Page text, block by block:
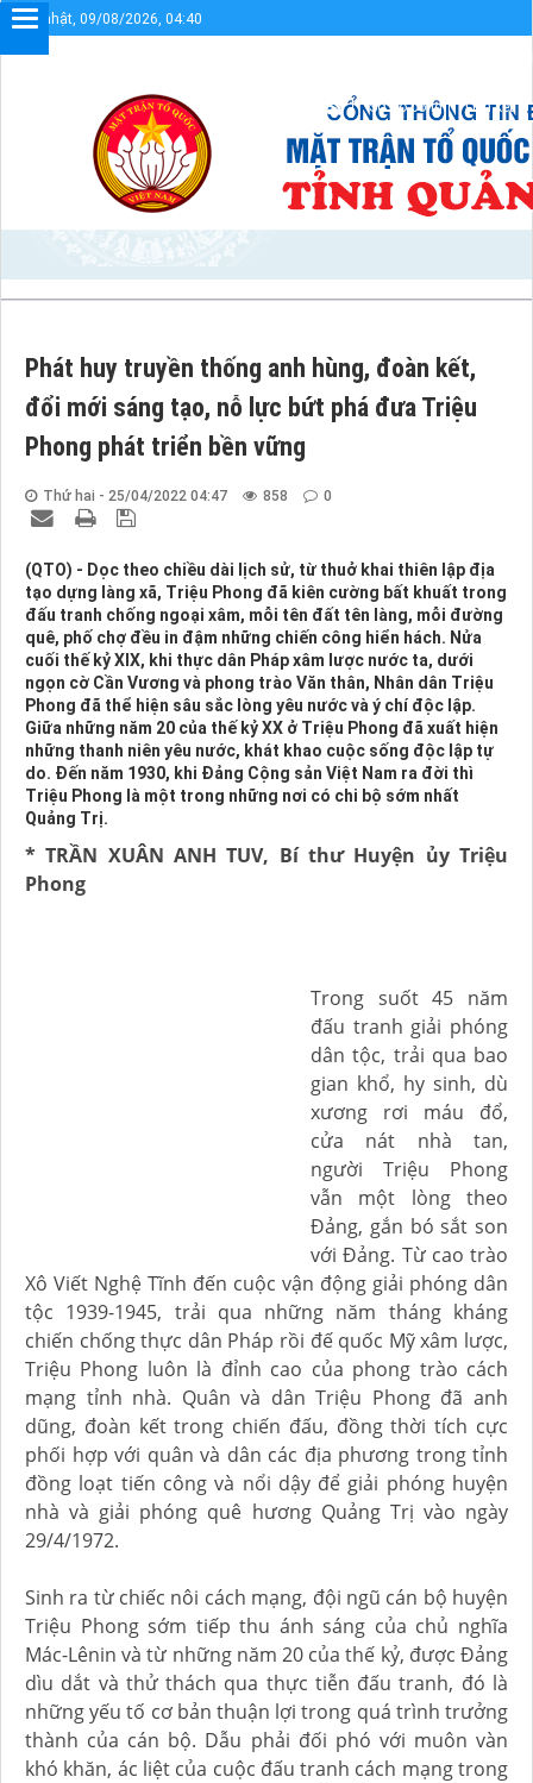
Chủ nhật, 09/08/2026, 04:40
Sơ đồ cổng Liên kết
Phát huy truyền thống anh hùng, đoàn kết,
đổi mới sáng tạo, nỗ lực bứt phá đưa Triệu
Phong phát triển bền vững
Thứ hai - 25/04/2022 04:47 858 0
(QTO) - Dọc theo chiều dài lịch sử, từ thuở khai thiên lập địa
tạo dựng làng xã, Triệu Phong đã kiên cường bất khuất trong
đấu tranh chống ngoại xâm, mỗi tên đất tên làng, mỗi đường
quê, phố chợ đều in đậm những chiến công hiển hách. Nửa
cuối thế kỷ XIX, khi thực dân Pháp xâm lược nước ta, dưới
ngọn cờ Cần Vương và phong trào Văn thân, Nhân dân Triệu
Phong đã thể hiện sâu sắc lòng yêu nước và ý chí độc lập.
Giữa những năm 20 của thế kỷ XX ở Triệu Phong đã xuất hiện
những thanh niên yêu nước, khát khao cuộc sống độc lập tự
do. Đến năm 1930, khi Đảng Cộng sản Việt Nam ra đời thì
Triệu Phong là một trong những nơi có chi bộ sớm nhất
Quảng Trị.
* TRẦN XUÂN ANH TUV, Bí thư Huyện ủy Triệu
Phong
Trong suốt 45 năm
đấu tranh giải phóng
dân tộc, trải qua bao
gian khổ, hy sinh, dù
xương rơi máu đổ,
cửa nát nhà tan,
người Triệu Phong
vẫn một lòng theo
Đảng, gắn bó sắt son
với Đảng. Từ cao trào
Xô Viết Nghệ Tĩnh đến cuộc vận động giải phóng dân
tộc 1939-1945, trải qua những năm tháng kháng
chiến chống thực dân Pháp rồi đế quốc Mỹ xâm lược,
Triệu Phong luôn là đỉnh cao của phong trào cách
mạng tỉnh nhà. Quân và dân Triệu Phong đã anh
dũng, đoàn kết trong chiến đấu, đồng thời tích cực
phối hợp với quân và dân các địa phương trong tỉnh
đồng loạt tiến công và nổi dậy để giải phóng huyện
nhà và giải phóng quê hương Quảng Trị vào ngày
29/4/1972.
Sinh ra từ chiếc nôi cách mạng, đội ngũ cán bộ huyện
Triệu Phong sớm tiếp thu ánh sáng của chủ nghĩa
Mác-Lênin và từ những năm 20 của thế kỷ, được Đảng
dìu dắt và thử thách qua thực tiễn đấu tranh, đó là
những yếu tố cơ bản thuận lợi trong quá trình trưởng
thành của cán bộ. Dẫu phải đối phó với muôn vàn
khó khăn, ác liệt của cuộc đấu tranh cách mạng trong